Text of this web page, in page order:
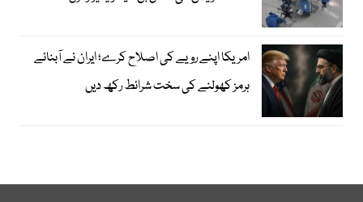
امریکا اپنے رویے کی اصلاح کرے؛ ایران نے آبنائے
ہرمز کھولنے کی سخت شرائط رکھ دیں